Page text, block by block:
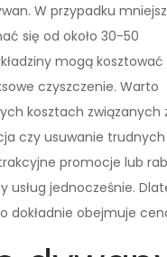
W przypadku
się od około 30-50
mogą kosztować
czyszczenie. Warto
kosztach związanych
czy usuwanie trudnych
promocje lub
usług jednocześnie.
dokładnie obejmuje